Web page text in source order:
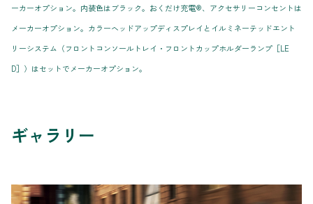
ーカーオプション。内装色はブラック。おくだけ充電®、アクセサリーコンセントは
メーカーオプション。カラーヘッドアップディスプレイとイルミネーテッドエント
リーシステム（フロントコンソールトレイ・フロントカップホルダーランプ［LE
D］）はセットでメーカーオプション。
ギャラリー